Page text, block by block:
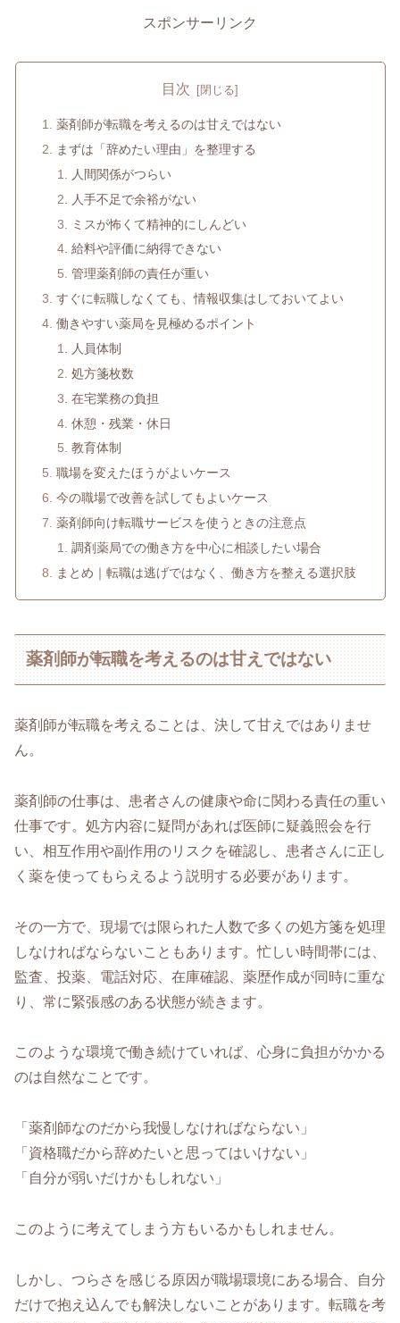
スポンサーリンク
目次
薬剤師が転職を考えるのは甘えではない
まずは「辞めたい理由」を整理する
人間関係がつらい
人手不足で余裕がない
ミスが怖くて精神的にしんどい
給料や評価に納得できない
管理薬剤師の責任が重い
すぐに転職しなくても、情報収集はしておいてよい
働きやすい薬局を見極めるポイント
人員体制
処方箋枚数
在宅業務の負担
休憩・残業・休日
教育体制
職場を変えたほうがよいケース
今の職場で改善を試してもよいケース
薬剤師向け転職サービスを使うときの注意点
調剤薬局での働き方を中心に相談したい場合
まとめ｜転職は逃げではなく、働き方を整える選択肢
薬剤師が転職を考えるのは甘えではない
薬剤師が転職を考えることは、決して甘えではありませ
ん。
薬剤師の仕事は、患者さんの健康や命に関わる責任の重い
仕事です。処方内容に疑問があれば医師に疑義照会を行
い、相互作用や副作用のリスクを確認し、患者さんに正し
く薬を使ってもらえるよう説明する必要があります。
その一方で、現場では限られた人数で多くの処方箋を処理
しなければならないこともあります。忙しい時間帯には、
監査、投薬、電話対応、在庫確認、薬歴作成が同時に重な
り、常に緊張感のある状態が続きます。
このような環境で働き続けていれば、心身に負担がかかる
のは自然なことです。
「薬剤師なのだから我慢しなければならない」
「資格職だから辞めたいと思ってはいけない」
「自分が弱いだけかもしれない」
このように考えてしまう方もいるかもしれません。
しかし、つらさを感じる原因が職場環境にある場合、自分
だけで抱え込んでも解決しないことがあります。転職を考